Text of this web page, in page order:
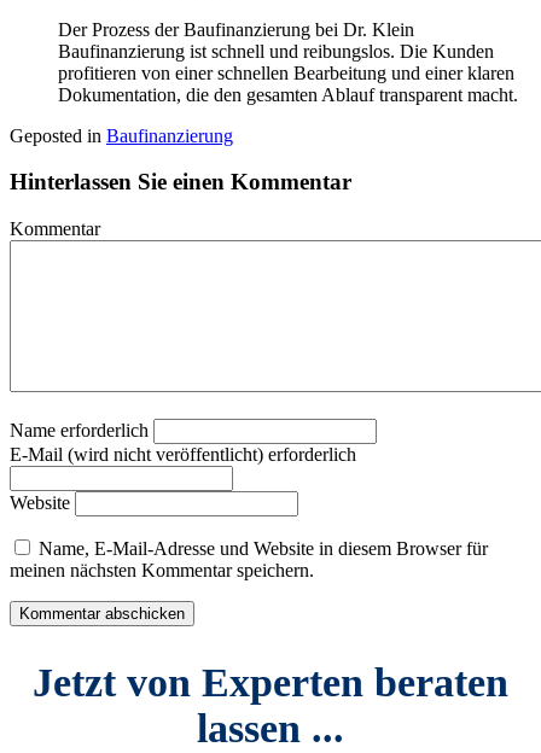
Der Prozess der Baufinanzierung bei Dr. Klein
Baufinanzierung ist schnell und reibungslos. Die Kunden
profitieren von einer schnellen Bearbeitung und einer klaren
Dokumentation, die den gesamten Ablauf transparent macht.
Geposted in Baufinanzierung
Hinterlassen Sie einen Kommentar
Kommentar
Name erforderlich
E-Mail (wird nicht veröffentlicht) erforderlich
Website
Name, E-Mail-Adresse und Website in diesem Browser für
meinen nächsten Kommentar speichern.
Jetzt von Experten beraten
lassen ...